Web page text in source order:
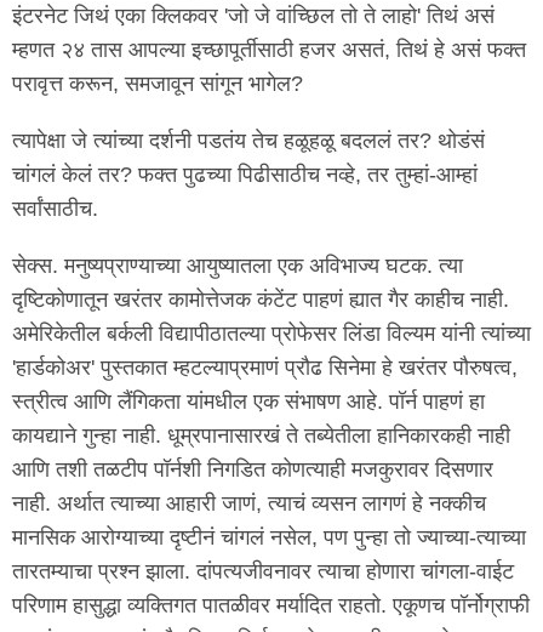
इंटरनेट जिथं एका क्लिकवर 'जो जे वांच्छिल तो ते लाहो' तिथं असं
म्हणत २४ तास आपल्या इच्छापूर्तीसाठी हजर असतं, तिथं हे असं फक्त
परावृत्त करून, समजावून सांगून भागेल?
त्यापेक्षा जे त्यांच्या दर्शनी पडतंय तेच हळूहळू बदललं तर? थोडंसं
चांगलं केलं तर? फक्त पुढच्या पिढीसाठीच नव्हे, तर तुम्हां-आम्हां
सर्वांसाठीच.
सेक्स. मनुष्यप्राण्याच्या आयुष्यातला एक अविभाज्य घटक. त्या
दृष्टिकोणातून खरंतर कामोत्तेजक कंटेंट पाहणं ह्यात गैर काहीच नाही.
अमेरिकेतील बर्कली विद्यापीठातल्या प्रोफेसर लिंडा विल्यम यांनी त्यांच्या
'हार्डकोअर' पुस्तकात म्हटल्याप्रमाणं प्रौढ सिनेमा हे खरंतर पौरुषत्व,
स्त्रीत्व आणि लैंगिकता यांमधील एक संभाषण आहे. पॉर्न पाहणं हा
कायद्याने गुन्हा नाही. धूम्रपानासारखं ते तब्येतीला हानिकारकही नाही
आणि तशी तळटीप पॉर्नशी निगडित कोणत्याही मजकुरावर दिसणार
नाही. अर्थात त्याच्या आहारी जाणं, त्याचं व्यसन लागणं हे नक्कीच
मानसिक आरोग्याच्या दृष्टीनं चांगलं नसेल, पण पुन्हा तो ज्याच्या-त्याच्या
तारतम्याचा प्रश्न झाला. दांपत्यजीवनावर त्याचा होणारा चांगला-वाईट
परिणाम हासुद्धा व्यक्तिगत पातळीवर मर्यादित राहतो. एकूणच पॉर्नोग्राफी